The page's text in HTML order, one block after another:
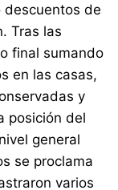
descuentos de
Tras las
final sumando
en las casas,
y
posición del
general
se proclama
varios